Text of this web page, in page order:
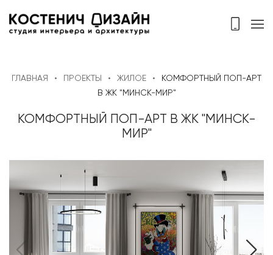
ГЛАВНАЯ ПРОЕКТЫ ЖИЛОЕ
КОМФОРТНЫЙ ПОП-АРТ
В ЖК "МИНСК-МИР"
КОМФОРТНЫЙ ПОП-АРТ В ЖК "МИНСК-
МИР"